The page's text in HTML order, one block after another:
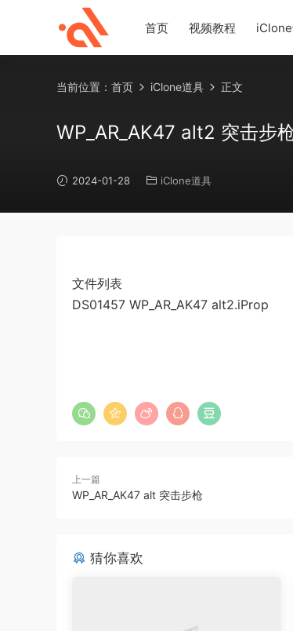
首页 视频教程
当前位置： 首页 iClone道具 正文
WP_AR_AK47 alt2 突击步
2024-01-28 iClone道具
文件列表
DS01457 WP_AR_AK47 alt2.iProp
上一篇
WP_AR_AK47 alt 突击步枪
猜你喜欢